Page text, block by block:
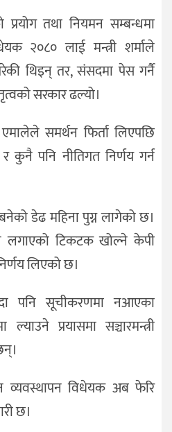
तथा नियमन सम्बन्धमा
२०८० लाई मन्त्री शर्माले
थिइन् तर, संसदमा पेस गर्नै
सरकार ढल्यो।
समर्थन फिर्ता लिएपछि
कुनै पनि नीतिगत निर्णय गर्न
डेढ महिना पुग्न लागेको छ।
लगाएको टिकटक खोल्ने केपी
लिएको छ।
पनि सूचीकरणमा नआएका
प्रयासमा सञ्चारमन्त्री
व्यवस्थापन विधेयक अब फेरि
छ।